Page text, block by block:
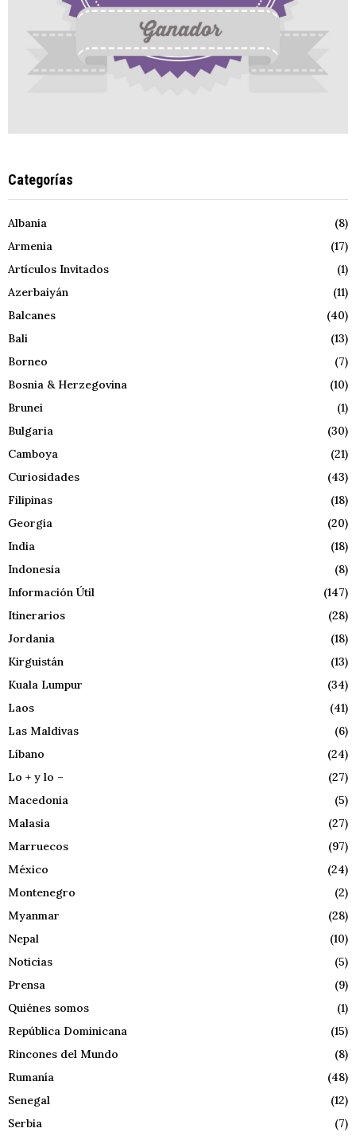
Categorías
Albania
(8)
Armenia
(17)
Artículos Invitados
(1)
Azerbaiyán
(11)
Balcanes
(40)
Bali
(13)
Borneo
(7)
Bosnia & Herzegovina
(10)
Brunei
(1)
Bulgaria
(30)
Camboya
(21)
Curiosidades
(43)
Filipinas
(18)
Georgia
(20)
India
(18)
Indonesia
(8)
Información Útil
(147)
Itinerarios
(28)
Jordania
(18)
Kirguistán
(13)
Kuala Lumpur
(34)
Laos
(41)
Las Maldivas
(6)
Líbano
(24)
Lo + y lo –
(27)
Macedonia
(5)
Malasia
(27)
Marruecos
(97)
México
(24)
Montenegro
(2)
Myanmar
(28)
Nepal
(10)
Noticias
(5)
Prensa
(9)
Quiénes somos
(1)
República Dominicana
(15)
Rincones del Mundo
(8)
Rumanía
(48)
Senegal
(12)
Serbia
(7)